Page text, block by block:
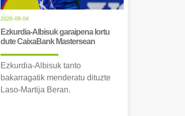
2026-08-04
Ezkurdia-Albisuk garaipena lortu
dute CaixaBank Mastersean
Ezkurdia-Albisuk tanto
bakarragatik menderatu dituzte
Laso-Martija Beran.